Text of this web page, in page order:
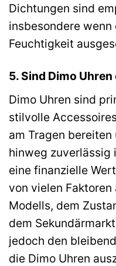
Dichtungen sind
insbesondere
Feuchtigkeit
5. Sind Dimo
Dimo Uhren sind
stilvolle
am Tragen
hinweg zuverlässig
eine finanzielle
von vielen
Modells, dem
dem
jedoch den
die Dimo Uhren